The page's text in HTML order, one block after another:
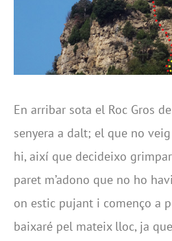
En arribar sota el Roc Gros
senyera a dalt; el que no
hi, així que decideixo
paret m’adono que no ho
on estic pujant i començo a
baixaré pel mateix lloc, ja